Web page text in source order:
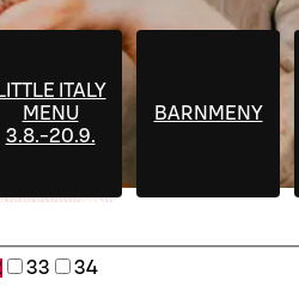
LITTLE ITALY
MENU
3.8.-20.9.
BARNMENY
33 34